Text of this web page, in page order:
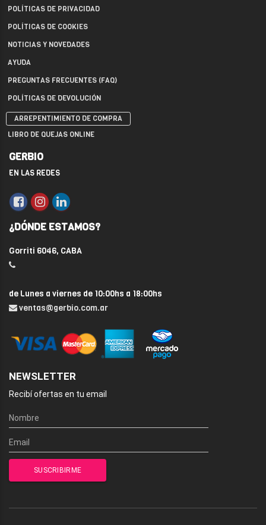
POLÍTICAS DE PRIVACIDAD
POLÍTICAS DE COOKIES
NOTICIAS Y NOVEDADES
AYUDA
PREGUNTAS FRECUENTES (FAQ)
POLÍTICAS DE DEVOLUCIÓN
ARREPENTIMIENTO DE COMPRA
LIBRO DE QUEJAS ONLINE
GERBIO
EN LAS REDES
¿DÓNDE ESTAMOS?
Gorriti 6046, CABA
de Lunes a viernes de 10:00hs a 18:00hs
ventas@gerbio.com.ar
NEWSLETTER
Recibí ofertas en tu email